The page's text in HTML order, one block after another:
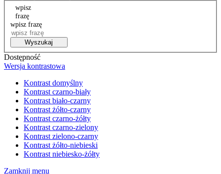
wpisz
frazę
wpisz frazę
Wyszukaj
Dostępność
Wersja kontrastowa
Kontrast domyślny
Kontrast czarno-biały
Kontrast biało-czarny
Kontrast żółto-czarny
Kontrast czarno-żółty
Kontrast czarno-zielony
Kontrast zielono-czarny
Kontrast żółto-niebieski
Kontrast niebiesko-żółty
Zamknij menu